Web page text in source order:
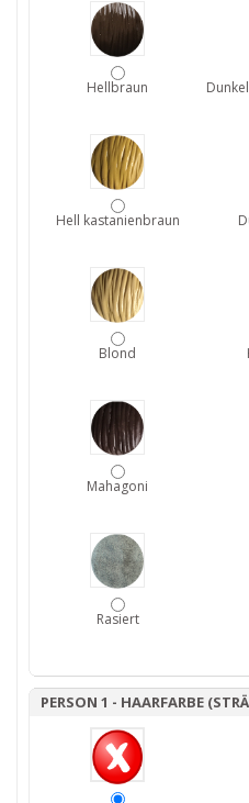
Hellbraun
Hell kastanienbraun
Blond
Mahagoni
Rasiert
PERSON 1 - HAARFARBE